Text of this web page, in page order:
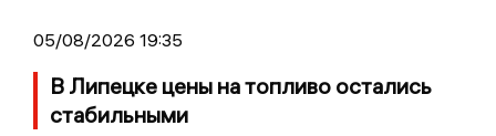
05/08/2026 19:35
В Липецке цены на топливо остались
стабильными